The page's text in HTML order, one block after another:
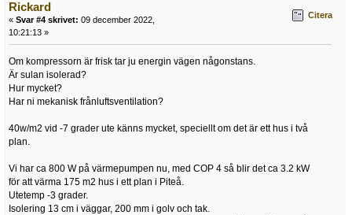
Rickard
« Svar #4 skrivet: 09 december 2022,
10:21:13 »
Citera
Om kompressorn är frisk tar ju energin vägen någonstans.
Är sulan isolerad?
Hur mycket?
Har ni mekanisk frånluftsventilation?
40w/m2 vid -7 grader ute känns mycket, speciellt om det är ett hus i två
plan.
Vi har ca 800 W på värmepumpen nu, med COP 4 så blir det ca 3.2 kW
för att värma 175 m2 hus i ett plan i Piteå.
Utetemp -3 grader.
Isolering 13 cm i väggar, 200 mm i golv och tak.